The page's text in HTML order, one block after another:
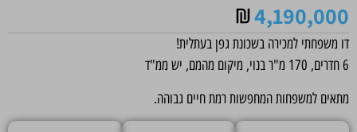
4,190,000
דו משפחתי למכירה בשכונת גפן בעתלית!
מתאים למשפחות המחפשות רמת חיים גבוהה.